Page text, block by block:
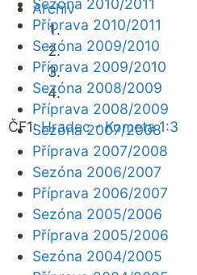
Archiv
ČF1:Hradec - Kometa 1:3
Sezóna 2010/2011
Příprava 2010/2011
Sezóna 2009/2010
Příprava 2009/2010
Sezóna 2008/2009
Příprava 2008/2009
Sezóna 2007/2008
Příprava 2007/2008
Sezóna 2006/2007
Příprava 2006/2007
Sezóna 2005/2006
Příprava 2005/2006
Sezóna 2004/2005